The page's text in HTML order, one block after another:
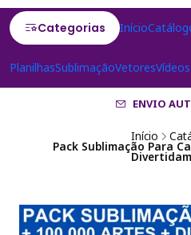
Categorias Início
PlanilhasSublimaçãoVetoresVídeos
ENVIO
Início
Pack Sublimação Para